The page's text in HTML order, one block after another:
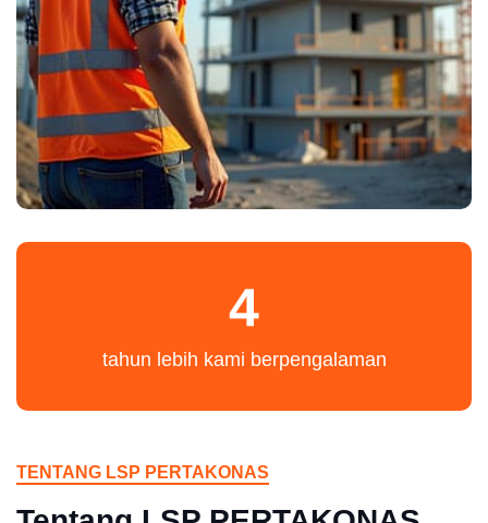
4
tahun lebih kami berpengalaman
TENTANG LSP PERTAKONAS